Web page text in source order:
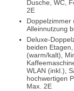
Dusche, WC,
2E
Doppelzimmer
Alleinnutzung
Deluxe-
beiden
(warm/kalt),
WLAN (inkl.),
hochwertigen
Max. 2E